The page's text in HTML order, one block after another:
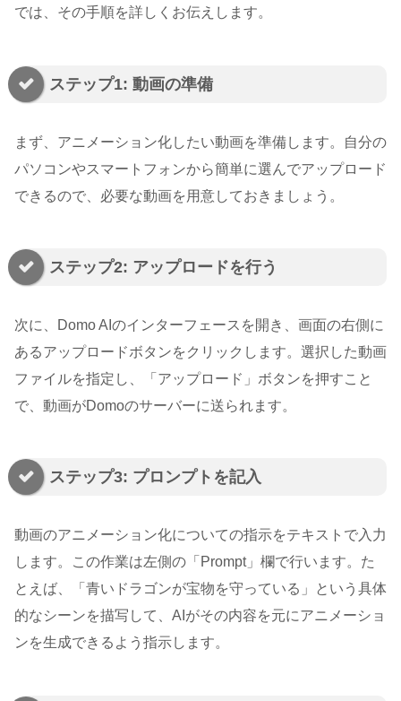
では、その手順を詳しくお伝えします。
ステップ1: 動画の準備
まず、アニメーション化したい動画を準備します。自分の
パソコンやスマートフォンから簡単に選んでアップロード
できるので、必要な動画を用意しておきましょう。
ステップ2: アップロードを行う
次に、Domo AIのインターフェースを開き、画面の右側に
あるアップロードボタンをクリックします。選択した動画
ファイルを指定し、「アップロード」ボタンを押すこと
で、動画がDomoのサーバーに送られます。
ステップ3: プロンプトを記入
動画のアニメーション化についての指示をテキストで入力
します。この作業は左側の「Prompt」欄で行います。た
とえば、「青いドラゴンが宝物を守っている」という具体
的なシーンを描写して、AIがその内容を元にアニメーショ
ンを生成できるよう指示します。